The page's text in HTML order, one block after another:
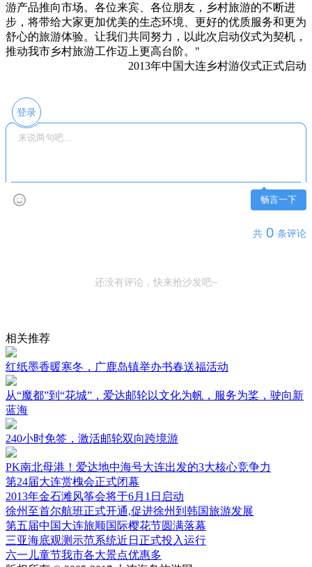
游产品推向市场。各位来宾、各位朋友，乡村旅游的不断进
步，将带给大家更加优美的生态环境、更好的优质服务和更为
舒心的旅游体验。让我们共同努力，以此次启动仪式为契机，
推动我市乡村旅游工作迈上更高台阶。"
2013年中国大连乡村游仪式正式启动
登录
畅言一下
共 0 条评论
还没有评论，快来抢沙发吧~
相关推荐
红纸墨香暖寒冬，广鹿岛镇举办书春送福活动
从“魔都”到“花城”，爱达邮轮以文化为帆，服务为桨，驶向新
蓝海
240小时免签，激活邮轮双向跨境游
PK南北母港！爱达地中海号大连出发的3大核心竞争力
第24届大连赏槐会正式闭幕
2013年金石滩风筝会将于6月1日启动
徐州至首尔航班正式开通,促进徐州到韩国旅游发展
第五届中国大连旅顺国际樱花节圆满落幕
三亚海底观测示范系统近日正式投入运行
六一儿童节我市各大景点优惠多